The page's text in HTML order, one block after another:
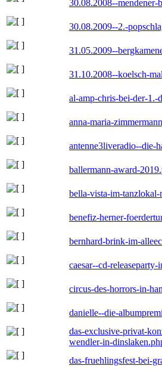
30.08.2008--mendener-
30.08.2009--2.-
31.05.2009--
31.10.2008--koelsch-
al-amp-chris-bei-der-1.-
anna-maria-
antenne3liveradio--die-
ballermann-award-
bella-vista-im-
benefiz-herner-
bernhard-brink-im-
caesar--cd-releaseparty-
circus-des-horrors-in-
danielle--die-
das-exclusive-privat-
wendler-in-
das-fruehlingsfest-bei-